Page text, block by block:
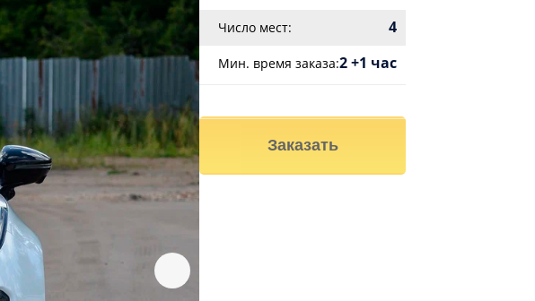
Число мест: 4
Мин. время заказа:2 +1 час
Заказать